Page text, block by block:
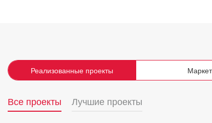
Реализованные проекты Маркет
Все проекты Лучшие проекты